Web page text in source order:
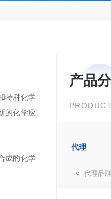
产品
代理
代理品牌
特种化学
的化学应
成的化学